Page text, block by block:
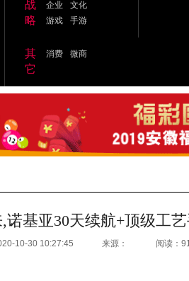
战
略
企业
文化
游戏
手游
其
它
消费 微商
诺基亚30天续航+顶级工
10-30 10:27:45 来源： 阅读：